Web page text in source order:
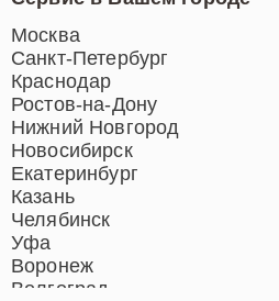
Москва
Санкт-Петербург
Краснодар
Ростов-на-Дону
Нижний Новгород
Новосибирск
Екатеринбург
Казань
Челябинск
Уфа
Воронеж
Волгоград
Ремонт индукционных плит
Ремонт роботов-пылесосов
Ремонт гладильных систем
Ремонт отпаривателей
Ремонт вертикальных
пылесосов